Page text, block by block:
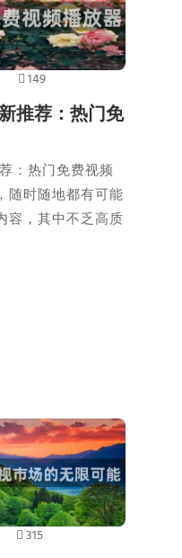
149
推荐：热门免
：热门免费视频
随时随地都有可能
容，其中不乏高质
315